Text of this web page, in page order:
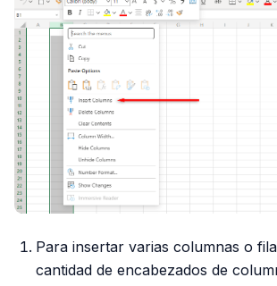
Para insertar varias columnas o
cantidad de encabezados de